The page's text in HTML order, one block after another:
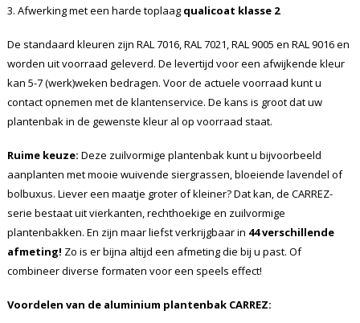
3. Afwerking met een harde toplaag qualicoat klasse 2
De standaard kleuren zijn RAL 7016, RAL 7021, RAL 9005 en RAL 9016 en
worden uit voorraad geleverd. De levertijd voor een afwijkende kleur
kan 5-7 (werk)weken bedragen. Voor de actuele voorraad kunt u
contact opnemen met de klantenservice. De kans is groot dat uw
plantenbak in de gewenste kleur al op voorraad staat.
Ruime keuze: Deze zuilvormige plantenbak kunt u bijvoorbeeld
aanplanten met mooie wuivende siergrassen, bloeiende lavendel of
bolbuxus. Liever een maatje groter of kleiner? Dat kan, de CARREZ-
serie bestaat uit vierkanten, rechthoekige en zuilvormige
plantenbakken. En zijn maar liefst verkrijgbaar in 44 verschillende
afmeting! Zo is er bijna altijd een afmeting die bij u past. Of
combineer diverse formaten voor een speels effect!
Voordelen van de aluminium plantenbak CARREZ: